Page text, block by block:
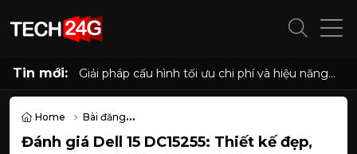
Tin mới:
Cấu hình PC "quốc dân" cho học tập, làm việc
và giải trí với Ryzen 5 5500 và RX 6500 XT
Home
Bài đăng
Đánh giá Dell 15 DC15255: Thiết kế đẹp, hiệu năng tốt, tặng kèm
Đánh giá Dell 15 DC15255: Thiết kế đẹp,